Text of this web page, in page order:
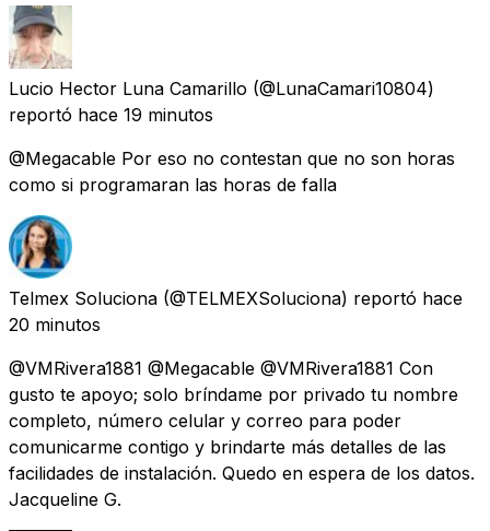
Lucio Hector Luna Camarillo (@LunaCamari10804)
reportó hace 19 minutos
@Megacable Por eso no contestan que no son horas
como si programaran las horas de falla
Telmex Soluciona (@TELMEXSoluciona) reportó hace
20 minutos
@VMRivera1881 @Megacable @VMRivera1881 Con
gusto te apoyo; solo bríndame por privado tu nombre
completo, número celular y correo para poder
comunicarme contigo y brindarte más detalles de las
facilidades de instalación. Quedo en espera de los datos.
Jacqueline G.